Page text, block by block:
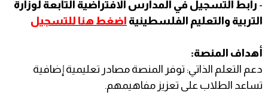
- رابط التسجيل في المدارس الافتراضية التابعة لوزارة
التربية والتعليم الفلسطينية اضغط هنا للتسجيل
أهداف المنصة:
دعم التعلم الذاتي: توفر المنصة مصادر تعليمية إضافية
تساعد الطلاب على تعزيز مفاهيمهم.